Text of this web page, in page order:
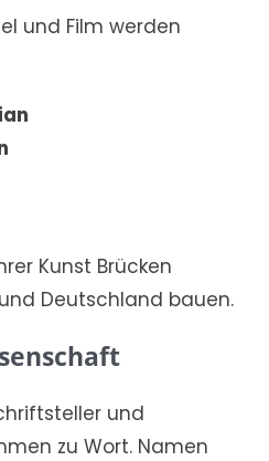
und Film werden
Kunst Brücken
Deutschland bauen.
und
zu Wort. Namen